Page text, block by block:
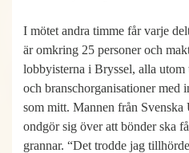
I mötet andra timme får varje
är omkring 25 personer och
lobbyisterna i Bryssel, alla
och branschorganisationer med
som mitt. Mannen från Svenska
ondgör sig över att bönder ska
grannar. “Det trodde jag